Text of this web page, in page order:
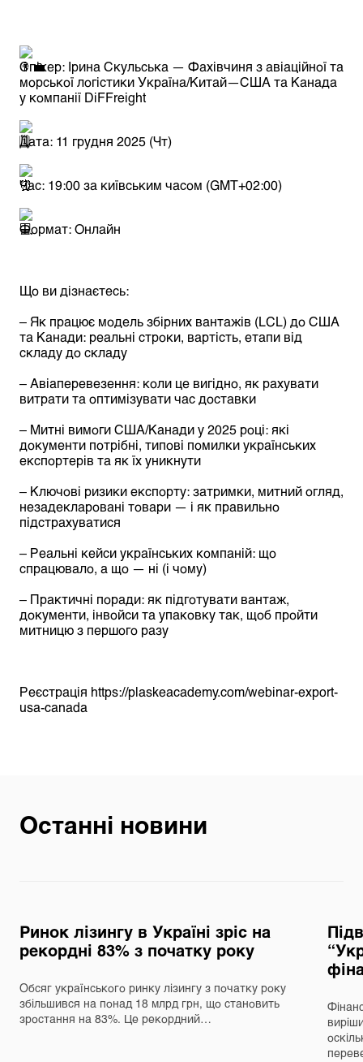
Спікер: Ірина Скульська — Фахівчиня з авіаційної та
морської логістики Україна/Китай—США та Канада
у компанії DiFFreight
Дата: 11 грудня 2025 (Чт)
Час: 19:00 за київським часом (GMT+02:00)
Формат: Онлайн
Що ви дізнаєтесь:
– Як працює модель збірних вантажів (LCL) до США
та Канади: реальні строки, вартість, етапи від
складу до складу
– Авіаперевезення: коли це вигідно, як рахувати
витрати та оптимізувати час доставки
– Митні вимоги США/Канади у 2025 році: які
документи потрібні, типові помилки українських
експортерів та як їх уникнути
– Ключові ризики експорту: затримки, митний огляд,
незадекларовані товари — і як правильно
підстрахуватися
– Реальні кейси українських компаній: що
спрацювало, а що — ні (і чому)
– Практичні поради: як підготувати вантаж,
документи, інвойси та упаковку так, щоб пройти
митницю з першого разу
Реєстрація https://plaskeacademy.com/webinar-export-
usa-canada
Останні новини
Ринок лізингу в Україні зріс на
рекордні 83% з початку року
Обсяг українського ринку лізингу з початку року
збільшився на понад 18 млрд грн, що становить
зростання на 83%. Це рекордний…